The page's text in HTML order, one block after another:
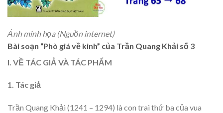
Ảnh minh họa (Nguồn internet)
Bài soạn “Phò giá về kinh” của Trần Quang Khải số 3
I. VỀ TÁC GIẢ VÀ TÁC PHẨM
1. Tác giả
Trần Quang Khải (1241 – 1294) là con trai thứ ba của vua